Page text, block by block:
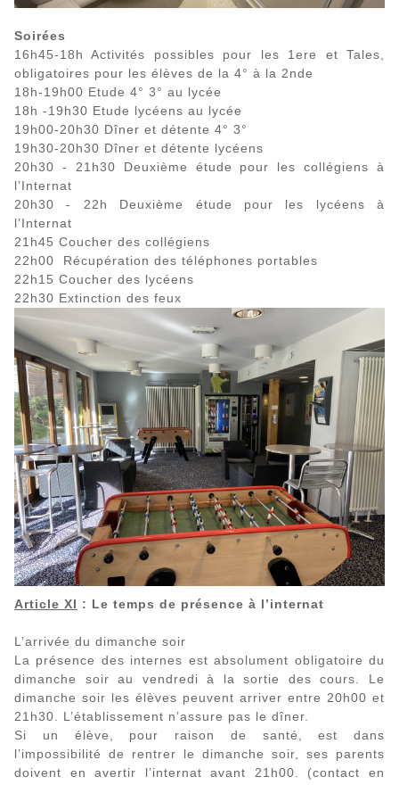
Soirées
16h45-18h Activités possibles pour les 1ere et Tales,
obligatoires pour les élèves de la 4° à la 2nde
18h-19h00 Etude 4° 3° au lycée
18h -19h30 Etude lycéens au lycée
19h00-20h30 Dîner et détente 4° 3°
19h30-20h30 Dîner et détente lycéens
20h30 - 21h30 Deuxième étude pour les collégiens à
l’Internat
20h30 - 22h Deuxième étude pour les lycéens à
l’Internat
21h45 Coucher des collégiens
22h00 Récupération des téléphones portables
22h15 Coucher des lycéens
22h30 Extinction des feux
Article XI : Le temps de présence à l’internat
L’arrivée du dimanche soir
La présence des internes est absolument obligatoire du
dimanche soir au vendredi à la sortie des cours. Le
dimanche soir les élèves peuvent arriver entre 20h00 et
21h30. L’établissement n’assure pas le dîner.
Si un élève, pour raison de santé, est dans
l’impossibilité de rentrer le dimanche soir, ses parents
doivent en avertir l’internat avant 21h00. (contact en